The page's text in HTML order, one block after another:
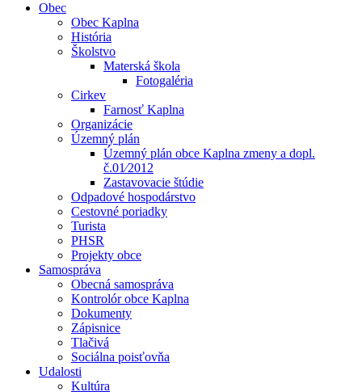
Obec
Obec Kaplna
História
Školstvo
Materská škola
Fotogaléria
Cirkev
Farnosť Kaplna
Organizácie
Územný plán
Územný plán obce Kaplna zmeny a dopl.
č.01⁄2012
Zastavovacie štúdie
Odpadové hospodárstvo
Cestovné poriadky
Turista
PHSR
Projekty obce
Samospráva
Obecná samospráva
Kontrolór obce Kaplna
Dokumenty
Zápisnice
Tlačivá
Sociálna poisťovňa
Udalosti
Kultúra